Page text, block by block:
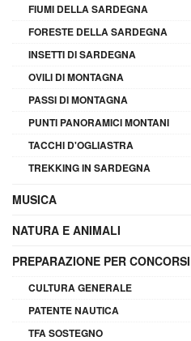
FIUMI DELLA SARDEGNA
FORESTE DELLA SARDEGNA
INSETTI DI SARDEGNA
OVILI DI MONTAGNA
PASSI DI MONTAGNA
PUNTI PANORAMICI MONTANI
TACCHI D'OGLIASTRA
TREKKING IN SARDEGNA
MUSICA
NATURA E ANIMALI
PREPARAZIONE PER CONCORSI
CULTURA GENERALE
PATENTE NAUTICA
TFA SOSTEGNO